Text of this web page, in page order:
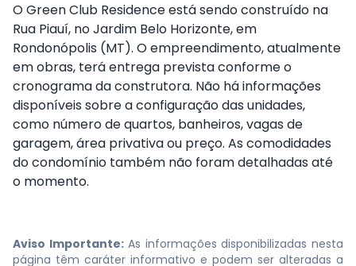
O Green Club Residence está sendo construído na
Rua Piauí, no Jardim Belo Horizonte, em
Rondonópolis (MT). O empreendimento, atualmente
em obras, terá entrega prevista conforme o
cronograma da construtora. Não há informações
disponíveis sobre a configuração das unidades,
como número de quartos, banheiros, vagas de
garagem, área privativa ou preço. As comodidades
do condomínio também não foram detalhadas até
o momento.
Aviso Importante:As informações disponibilizadas nesta
página têm caráter informativo e podem ser alteradas a